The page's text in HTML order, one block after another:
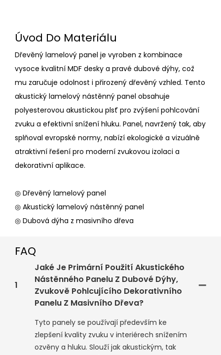
Úvod Do Materiálu
Dřevěný lamelový panel je vyroben z kombinace
vysoce kvalitní MDF desky a pravé dubové dýhy, což
mu zaručuje odolnost i přirozený dřevěný vzhled. Tento
akustický lamelový nástěnný panel obsahuje
polyesterovou akustickou plsť pro zvýšení pohlcování
zvuku a efektivní snížení hluku. Panel, navržený tak, aby
splňoval evropské normy, nabízí ekologické a vizuálně
atraktivní řešení pro moderní zvukovou izolaci a
dekorativní aplikace.
◎ Dřevěný lamelový panel
◎ Akustický lamelový nástěnný panel
◎ Dubová dýha z masivního dřeva
FAQ
1
Jaké Je Primární Použití Akustického
Nástěnného Panelu Z Dubové Dýhy,
Zvukově Pohlcujícího Dekorativního
Panelu Z Masivního Dřeva?
Tyto panely se používají především ke
zlepšení kvality zvuku v interiérech snížením
ozvěny a hluku. Slouží jak akustickým, tak